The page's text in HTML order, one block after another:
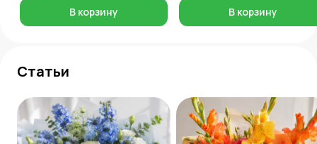
В корзину В корзину
Статьи